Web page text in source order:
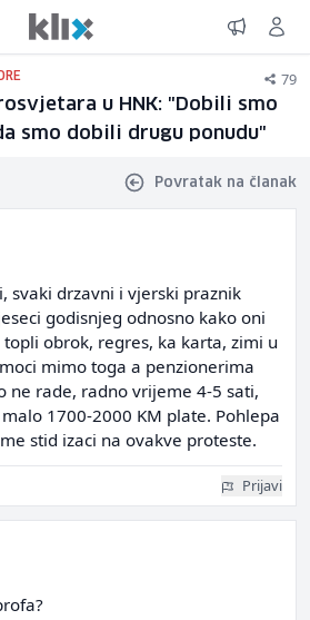
79
u HNK: "Dobili smo
smo dobili drugu ponudu"
Povratak na članak
svaki drzavni i vjerski praznik
godisnjeg odnosno kako oni
obrok, regres, ka karta, zimi u
mimo toga a penzionerima
ne rade, radno vrijeme 4-5 sati,
1700-2000 KM plate. Pohlepa
stid izaci na ovakve proteste.
Prijavi